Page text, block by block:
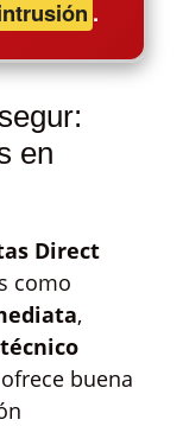
.
en
Direct
como
,
buena